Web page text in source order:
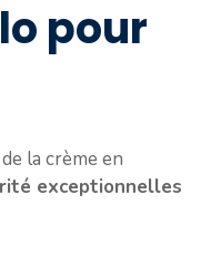
pour
la crème en
exceptionnelles